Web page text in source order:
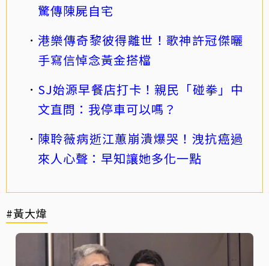
驚傳陳屍自宅
港樂傳奇黎彼得離世！歌神許冠傑曬
手寫信悼念黃金搭檔
SJ始源早餐店打卡！親民「碰拳」中
文直問：我停車可以嗎？
陳聆薇病逝江蕙崩潰爆哭！洩抗癌過
來人心聲：早知讓她多化一點
#黃大煒